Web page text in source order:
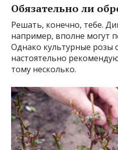
Обязательно ли
Решать, конечно, тебе.
например, вполне могут
Однако культурные розы
настоятельно
тому несколько.